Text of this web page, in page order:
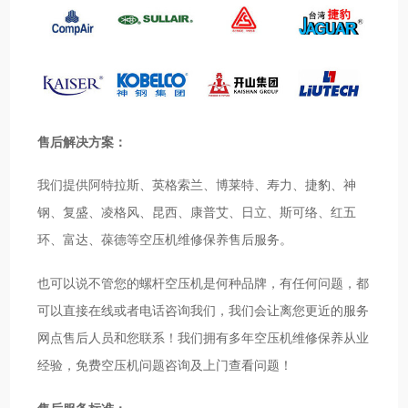
售后解决方案：
我们提供阿特拉斯、英格索兰、博莱特、寿力、捷豹、神
钢、复盛、凌格风、昆西、康普艾、日立、斯可络、红五
环、富达、葆德等空压机维修保养售后服务。
也可以说不管您的螺杆空压机是何种品牌，有任何问题，都
可以直接在线或者电话咨询我们，我们会让离您更近的服务
网点售后人员和您联系！我们拥有多年空压机维修保养从业
经验，免费空压机问题咨询及上门查看问题！